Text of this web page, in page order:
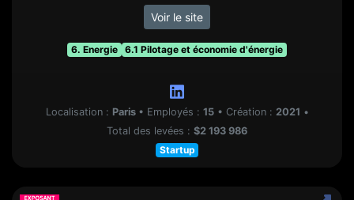
Voir le site
6. Energie 6.1 Pilotage et économie d'énergie
Localisation : Paris • Employés : 15 • Création : 2021 •
Total des levées : $2 193 986
Startup